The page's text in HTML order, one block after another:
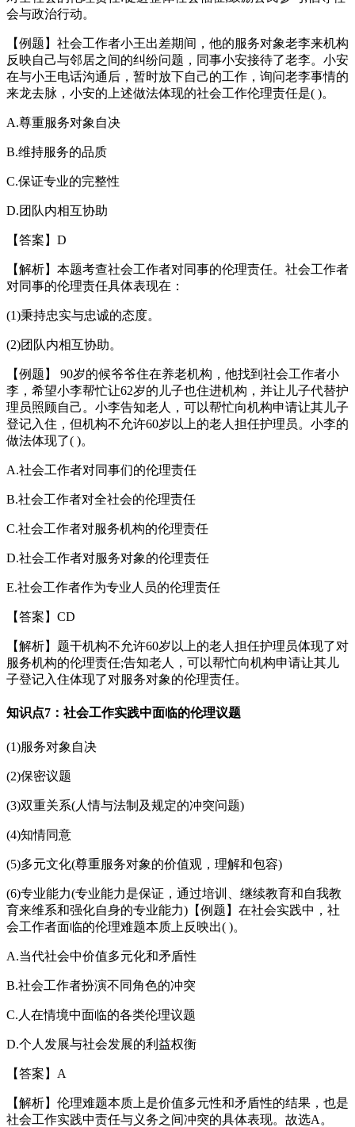
会与政治行动。
【例题】社会工作者小王出差期间，他的服务对象老李来机构
反映自己与邻居之间的纠纷问题，同事小安接待了老李。小安
在与小王电话沟通后，暂时放下自己的工作，询问老李事情的
来龙去脉，小安的上述做法体现的社会工作伦理责任是( )。
A.尊重服务对象自决
B.维持服务的品质
C.保证专业的完整性
D.团队内相互协助
【答案】D
【解析】本题考查社会工作者对同事的伦理责任。社会工作者
对同事的伦理责任具体表现在：
(1)秉持忠实与忠诚的态度。
(2)团队内相互协助。
【例题】 90岁的候爷爷住在养老机构，他找到社会工作者小
李，希望小李帮忙让62岁的儿子也住进机构，并让儿子代替护
理员照顾自己。小李告知老人，可以帮忙向机构申请让其儿子
登记入住，但机构不允许60岁以上的老人担任护理员。小李的
做法体现了( )。
A.社会工作者对同事们的伦理责任
B.社会工作者对全社会的伦理责任
C.社会工作者对服务机构的伦理责任
D.社会工作者对服务对象的伦理责任
E.社会工作者作为专业人员的伦理责任
【答案】CD
【解析】题干机构不允许60岁以上的老人担任护理员体现了对
服务机构的伦理责任;告知老人，可以帮忙向机构申请让其儿
子登记入住体现了对服务对象的伦理责任。
知识点7：社会工作实践中面临的伦理议题
(1)服务对象自决
(2)保密议题
(3)双重关系(人情与法制及规定的冲突问题)
(4)知情同意
(5)多元文化(尊重服务对象的价值观，理解和包容)
(6)专业能力(专业能力是保证，通过培训、继续教育和自我教
育来维系和强化自身的专业能力)【例题】在社会实践中，社
会工作者面临的伦理难题本质上反映出( )。
A.当代社会中价值多元化和矛盾性
B.社会工作者扮演不同角色的冲突
C.人在情境中面临的各类伦理议题
D.个人发展与社会发展的利益权衡
【答案】A
【解析】伦理难题本质上是价值多元性和矛盾性的结果，也是
社会工作实践中责任与义务之间冲突的具体表现。故选A。